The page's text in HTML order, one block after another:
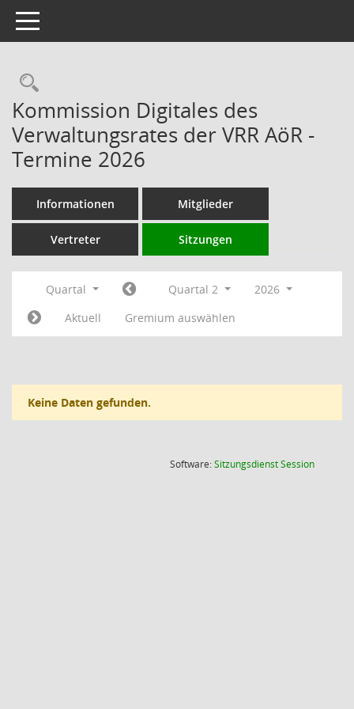
Toggle navigation
Rechercheauswahl
Kommission Digitales des
Verwaltungsrates der VRR AöR -
Termine 2026
Informationen Mitglieder
Vertreter Sitzungen
Quartal Quartal 2
2026
Aktuell
Gremium auswählen
Keine Daten gefunden.
Software:SitzungsdienstSession(Wird in